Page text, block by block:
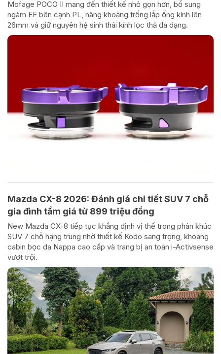
Mofage POCO II mang đến thiết kế nhỏ gọn hơn, bổ sung
ngàm EF bên cạnh PL, nâng khoảng trống lắp ống kính lên
26mm và giữ nguyên hệ sinh thái kính lọc thả đa dạng.
Mazda CX-8 2026: Đánh giá chi tiết SUV 7 chỗ
gia đình tầm giá từ 899 triệu đồng
New Mazda CX-8 tiếp tục khẳng định vị thế trong phân khúc
SUV 7 chỗ hạng trung nhờ thiết kế Kodo sang trọng, khoang
cabin bọc da Nappa cao cấp và trang bị an toàn i-Activsense
vượt trội.